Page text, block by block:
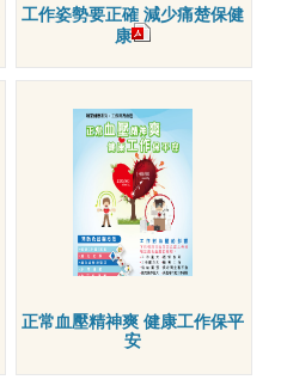
工作姿勢要正確 減少痛楚保健
康
正常血壓精神爽 健康工作保平
安